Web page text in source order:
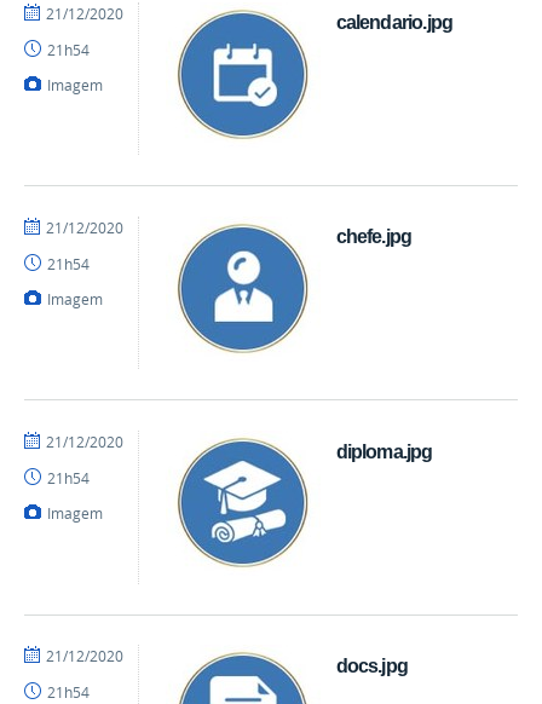
calendario.jpg
por
publicado
21/12/2020
21h54
Imagem
chefe.jpg
por
publicado
21/12/2020
21h54
Imagem
diploma.jpg
por
publicado
21/12/2020
21h54
Imagem
docs.jpg
por
publicado
21/12/2020
21h54